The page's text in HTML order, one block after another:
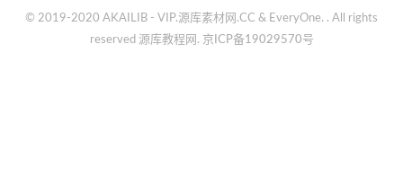
© 2019-2020 AKAILIB - VIP.源库素材网.CC & EveryOne. . All rights
reserved 源库教程网. 京ICP备19029570号